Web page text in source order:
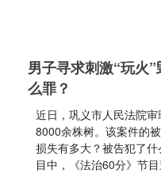
男子寻求刺激“玩火
么罪？
近日，巩义市人民法院
8000余株树。该案件的
损失有多大？被告犯了
目中，《法治60分》节